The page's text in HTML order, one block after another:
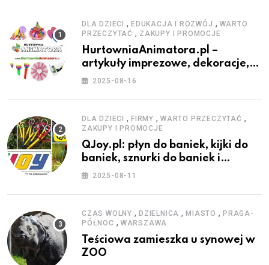
DLA DZIECI , EDUKACJA I ROZWÓJ , WARTO
PRZECZYTAĆ , ZAKUPY I PROMOCJE
HurtowniaAnimatora.pl –
artykuły imprezowe, dekoracje,
stroje i akcesoria dla animatorów
2025-08-16
DLA DZIECI , FIRMY , WARTO PRZECZYTAĆ ,
ZAKUPY I PROMOCJE
QJoy.pl: płyn do baniek, kijki do
baniek, sznurki do baniek i
zestawy do baniek
2025-08-11
CZAS WOLNY , DZIELNICA ,MIASTO ,PRAGA-
PÓŁNOC , WARSZAWA
Teściowa zamieszka u synowej w
ZOO